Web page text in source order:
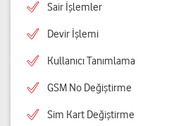
Sair İşlemler
Devir İşlemi
Kullanıcı Tanımlama
GSM No Değiştirme
Sim Kart Değiştirme